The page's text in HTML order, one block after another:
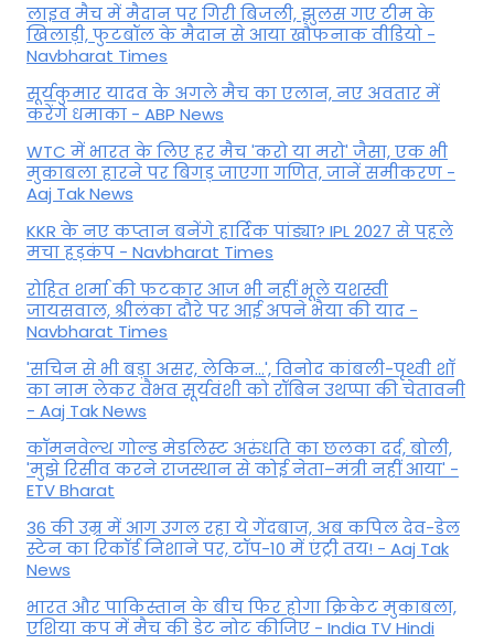
लाइव मैच में मैदान पर गिरी बिजली, झुलस गए टीम के
खिलाड़ी, फुटबॉल के मैदान से आया खौफनाक वीडियो -
Navbharat Times
सूर्यकुमार यादव के अगले मैच का एलान, नए अवतार में
करेंगे धमाका - ABP News
WTC में भारत के लिए हर मैच 'करो या मरो' जैसा, एक भी
मुकाबला हारने पर बिगड़ जाएगा गण‍ित, जानें समीकरण -
Aaj Tak News
KKR के नए कप्तान बनेंगे हार्दिक पांड्या? IPL 2027 से पहले
मचा हड़कंप - Navbharat Times
रोहित शर्मा की फटकार आज भी नहीं भूले यशस्वी
जायसवाल, श्रीलंका दौरे पर आई अपने भैया की याद -
Navbharat Times
'सचिन से भी बड़ा असर, लेकिन...', व‍िनोद कांबली-पृथ्वी शॉ
का नाम लेकर वैभव सूर्यवंशी को रॉबिन उथप्पा की चेतावनी
- Aaj Tak News
कॉमनवेल्थ गोल्ड मे​डलिस्ट अरुंधति का छलका दर्द, बोली,
'मुझे रिसीव करने राजस्थान से कोई नेता–मंत्री नहीं आया' -
ETV Bharat
36 की उम्र में आग उगल रहा ये गेंदबाज, अब कपिल देव-डेल
स्टेन का रिकॉर्ड निशाने पर, टॉप-10 में एंट्री तय! - Aaj Tak
News
भारत और पाकिस्तान के बीच फिर होगा क्रिकेट मुकाबला,
एशिया कप में मैच की डेट नोट कीजिए - India TV Hindi